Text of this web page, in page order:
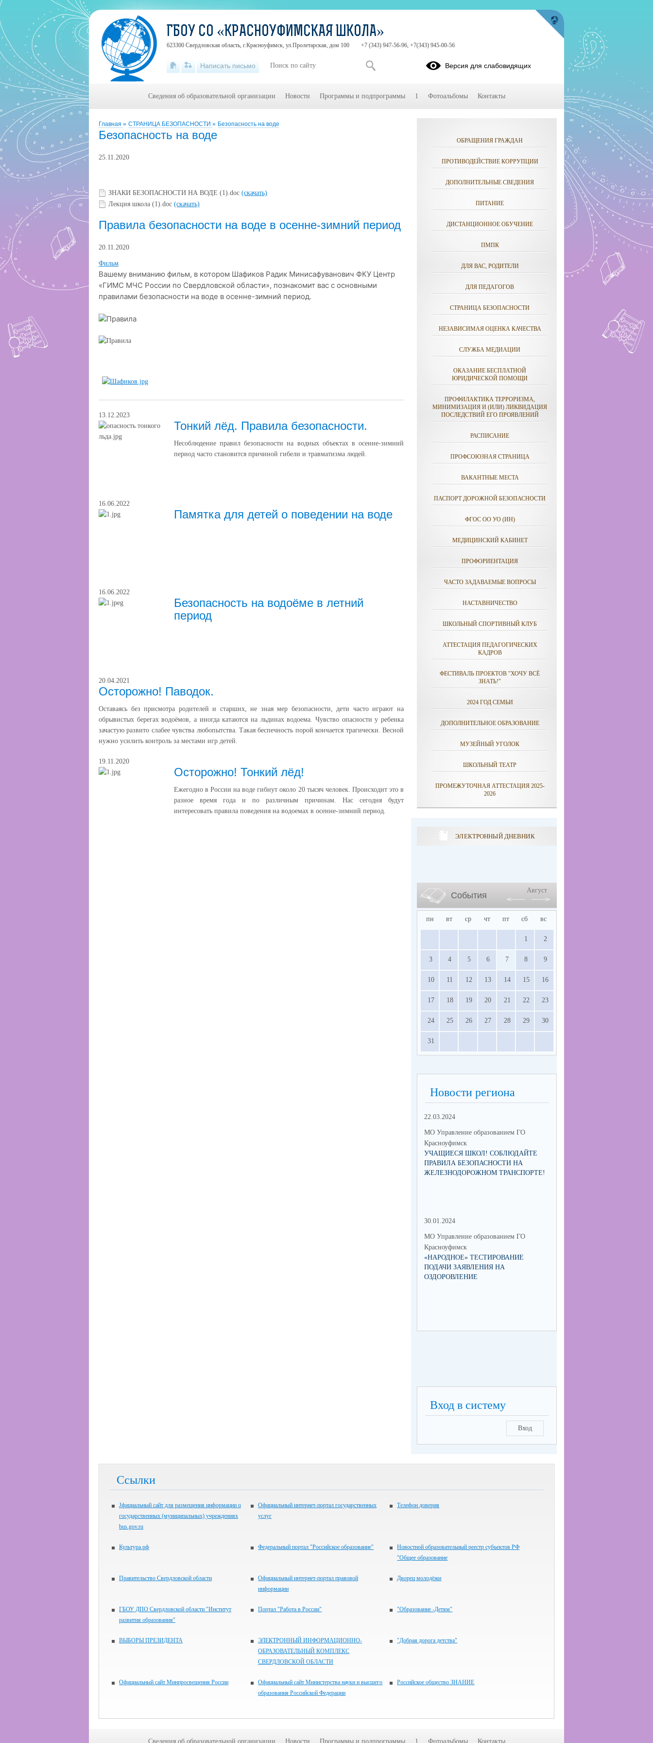
Главная » СТРАНИЦА БЕЗОПАСНОСТИ » Безопасность на воде
Безопасность на воде
25.11.2020
ЗНАКИ БЕЗОПАСНОСТИ НА ВОДЕ (1).doc (скачать)
Лекция школа (1).doc (скачать)
Правила безопасности на воде в осенне-зимний период
20.11.2020
Фильм
Вашему вниманию фильм, в котором Шафиков Радик Минисафуванович ФКУ Центр
«ГИМС МЧС России по Свердловской области», познакомит вас с основными
правилами безопасности на воде в осенне-зимний период.
13.12.2023
Тонкий лёд. Правила безопасности.
Несоблюдение правил безопасности на водных объектах в осенне-зимний
период часто становится причиной гибели и травматизма людей.
16.06.2022
Памятка для детей о поведении на воде
16.06.2022
Безопасность на водоёме в летний
период
20.04.2021
Осторожно! Паводок.
Оставаясь без присмотра родителей и старших, не зная мер безопасности, дети часто играют на
обрывистых берегах водоёмов, а иногда катаются на льдинах водоема. Чувство опасности у ребенка
зачастую развито слабее чувства любопытства. Такая беспечность порой кончается трагически. Весной
нужно усилить контроль за местами игр детей.
19.11.2020
Осторожно! Тонкий лёд!
Ежегодно в России на воде гибнут около 20 тысяч человек. Происходит это в
разное время года и по различным причинам. Нас сегодня будут
интересовать правила поведения на водоемах в осенне-зимний период.
ОБРАЩЕНИЯ ГРАЖДАН
ПРОТИВОДЕЙСТВИЕ КОРРУПЦИИ
ДОПОЛНИТЕЛЬНЫЕ СВЕДЕНИЯ
ПИТАНИЕ
ДИСТАНЦИОННОЕ ОБУЧЕНИЕ
ПМПК
ДЛЯ ВАС, РОДИТЕЛИ
ДЛЯ ПЕДАГОГОВ
СТРАНИЦА БЕЗОПАСНОСТИ
НЕЗАВИСИМАЯ ОЦЕНКА КАЧЕСТВА
СЛУЖБА МЕДИАЦИИ
ОКАЗАНИЕ БЕСПЛАТНОЙ
ЮРИДИЧЕСКОЙ ПОМОЩИ
ПРОФИЛАКТИКА ТЕРРОРИЗМА,
МИНИМИЗАЦИЯ И (ИЛИ) ЛИКВИДАЦИЯ
ПОСЛЕДСТВИЙ ЕГО ПРОЯВЛЕНИЙ
РАСПИСАНИЕ
ПРОФСОЮЗНАЯ СТРАНИЦА
ВАКАНТНЫЕ МЕСТА
ПАСПОРТ ДОРОЖНОЙ БЕЗОПАСНОСТИ
ФГОС ОО УО (ИН)
МЕДИЦИНСКИЙ КАБИНЕТ
ПРОФОРИЕНТАЦИЯ
ЧАСТО ЗАДАВАЕМЫЕ ВОПРОСЫ
НАСТАВНИЧЕСТВО
ШКОЛЬНЫЙ СПОРТИВНЫЙ КЛУБ
АТТЕСТАЦИЯ ПЕДАГОГИЧЕСКИХ
КАДРОВ
ФЕСТИВАЛЬ ПРОЕКТОВ "ХОЧУ ВСЁ
ЗНАТЬ!"
2024 ГОД СЕМЬИ
ДОПОЛНИТЕЛЬНОЕ ОБРАЗОВАНИЕ
МУЗЕЙНЫЙ УГОЛОК
ШКОЛЬНЫЙ ТЕАТР
ПРОМЕЖУТОЧНАЯ АТТЕСТАЦИЯ 2025-
2026
ЭЛЕКТРОННЫЙ ДНЕВНИК
События
Август
пн вт ср чт пт сб вс
1 2
3 4 5 6 7 8 9
10 11 12 13 14 15 16
17 18 19 20 21 22 23
24 25 26 27 28 29 30
31
Новости региона
22.03.2024
МО Управление образованием ГО
Красноуфимск
УЧАЩИЕСЯ ШКОЛ! СОБЛЮДАЙТЕ
ПРАВИЛА БЕЗОПАСНОСТИ НА
ЖЕЛЕЗНОДОРОЖНОМ ТРАНСПОРТЕ!
30.01.2024
МО Управление образованием ГО
Красноуфимск
«НАРОДНОЕ» ТЕСТИРОВАНИЕ
ПОДАЧИ ЗАЯВЛЕНИЯ НА
ОЗДОРОВЛЕНИЕ
Вход в систему
Вход
Ссылки
Jфициальный сайт для размещения информации о
государственных (муниципальных) учреждениях
bus.gov.ru
Официальный интернет-портал государственных
услуг
Телефон доверия
Культура.рф Федеральный портал "Российское образование"
Новостной образовательный реестр субъектов РФ
"Общее образование
Правительство Свердловской области
Официальный интернет-портал правовой
информации
Дворец молодёжи
ГБОУ ДПО Свердловской области "Институт
развития образования"
Портал "Работа в России" "Образование -Детям"
ВЫБОРЫ ПРЕЗИДЕНТА
ЭЛЕКТРОННЫЙ ИНФОРМАЦИОННО-
ОБРАЗОВАТЕЛЬНЫЙ КОМПЛЕКС
СВЕРДЛОВСКОЙ ОБЛАСТИ
"Добрая дорога детства"
Официальный сайт Минпросвещения России
Официальный сайт Министерства науки и высшего
образования Российской Федерации
Российское общество ЗНАНИЕ
ГБОУ СО «КРАСНОУФИМСКАЯ ШКОЛА»
623300 Свердловская область, г.Красноуфимск, ул.Пролетарская, дом 100 +7 (343) 947-56-96, +7(343) 945-00-56
Написать письмо Версия для слабовидящих
Сведения об образовательной организации Новости Программы и подпрограммы 1 Фотоальбомы Контакты
Сведения об образовательной организации Новости Программы и подпрограммы 1 Фотоальбомы Контакты